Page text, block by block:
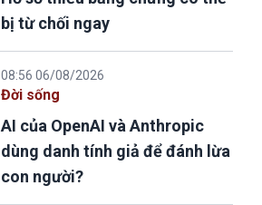
bị từ chối ngay
08:56 06/08/2026
Đời sống
AI của OpenAI và Anthropic
dùng danh tính giả để đánh lừa
con người?